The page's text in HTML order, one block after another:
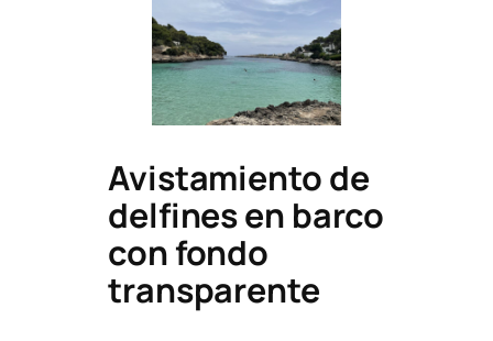
Avistamiento de
delfines en barco
con fondo
transparente